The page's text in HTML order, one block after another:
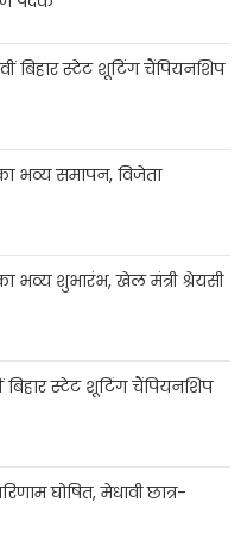
बिहार स्टेट शूटिंग चैंपियनशिप
भव्य समापन, विजेता
भव्य शुभारंभ, खेल मंत्री श्रेयसी
स्टेट शूटिंग चैंपियनशिप
घोषित, मेधावी छात्र-